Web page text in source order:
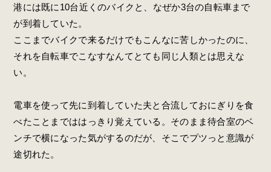
港には既に10台近くのバイクと、なぜか3台の自転車まで
が到着していた。
ここまでバイクで来るだけでもこんなに苦しかったのに、
それを自転車でこなすなんてとても同じ人類とは思えな
い。
電車を使って先に到着していた夫と合流しておにぎりを食
べたことまでははっきり覚えている。そのまま待合室のベ
ンチで横になった気がするのだが、そこでプツっと意識が
途切れた。